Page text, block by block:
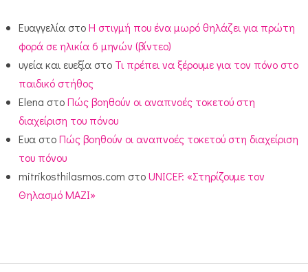
Ευαγγελία στοΗ στιγμή που ένα μωρό θηλάζει για πρώτη
φορά σε ηλικία 6 μηνών (βίντεο)
υγεία και ευεξία στο Τι πρέπει να ξέρουμε για τον πόνο στο
παιδικό στήθος
Elena στοΠώς βοηθούν οι αναπνοές τοκετού στη
διαχείριση του πόνου
Ευα στοΠώς βοηθούν οι αναπνοές τοκετού στη διαχείριση
του πόνου
mitrikosthilasmos.com στοUNICEF: «Στηρίζουμε τον
Θηλασμό ΜΑΖΙ»